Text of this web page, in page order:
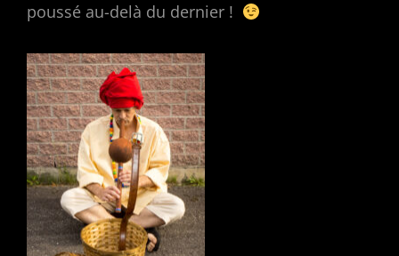
poussé au-delà du dernier !